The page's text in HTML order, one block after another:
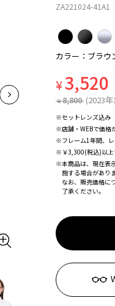
ZA221024-41A1
カラー：ブラウ
¥3,520
¥ 8,800 (2023
※セットレンズ込み
※店舗・WEBで価格
※フレーム1年間、
※￥3,300(税込)以上
※本商品は、現在表
施する場合がありま
なお、販売価格に
了承ください。